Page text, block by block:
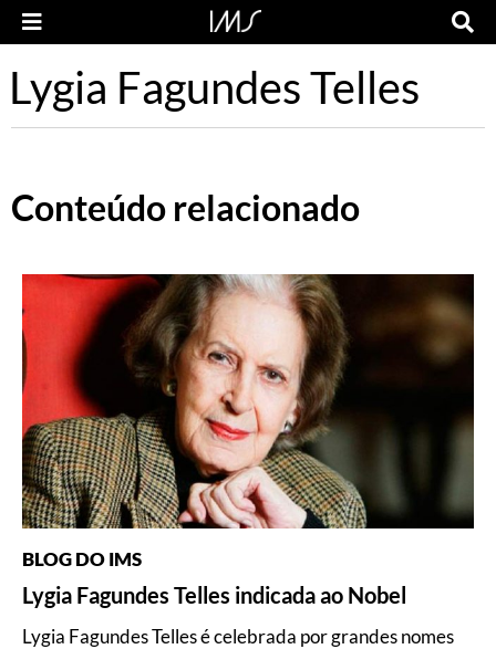
Lygia Fagundes Telles
Conteúdo relacionado
BLOG DO IMS
Lygia Fagundes Telles indicada ao Nobel
Lygia Fagundes Telles é celebrada por grandes nomes